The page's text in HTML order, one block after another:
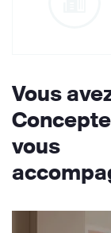
Vous
vous